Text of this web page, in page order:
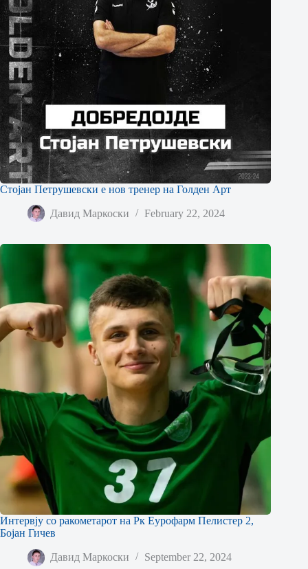
Стојан Петрушевски е нов тренер на Голден Арт
Давид Маркоски February 22, 2024
Интервју со ракометарот на Рк Еурофарм Пелистер 2,
Бојан Гичев
Давид Маркоски September 22, 2024